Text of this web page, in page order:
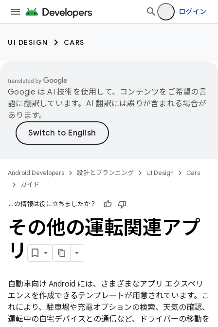
ログイン
UI DESIGN CARS
Google は AI 技術を使用して、コンテンツをご希望の言
語に翻訳しています。AI 翻訳には誤りが含まれる場合が
あります。
Android Developers 設計とプランニング UI Design
Cars
ガイド
この情報は役に立ちましたか？
その他の運転関連アプ
リ
自動車向け Android には、さまざまなアプリ エクスペリ
エンスを作成できるテンプレートが用意されています。こ
れにより、駐車場や充電オプションの検索、天気の確認、
運転中の自宅デバイスとの通信など、ドライバーの移動を